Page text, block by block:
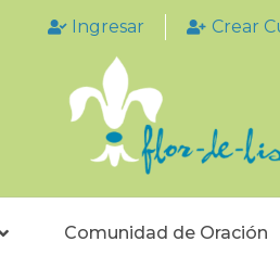
Ingresar Crear
Comunidad de Oración